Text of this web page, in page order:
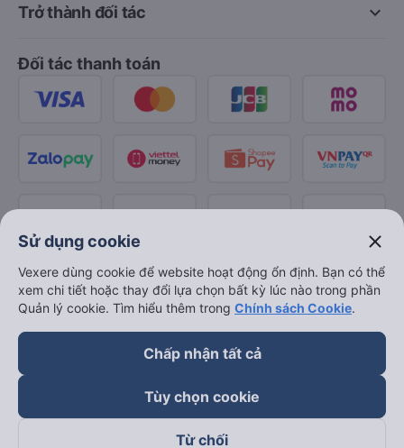
keyboard_arrow_down
Trở thành đối tác
Đối tác thanh toán
Sử dụng cookie close
Vexere dùng cookie để website hoạt động ổn định. Bạn có thể
xem chi tiết hoặc thay đổi lựa chọn bất kỳ lúc nào trong phần
Quản lý cookie. Tìm hiểu thêm trong Chính sách Cookie.
Chấp nhận tất cả
Tùy chọn cookie
Từ chối